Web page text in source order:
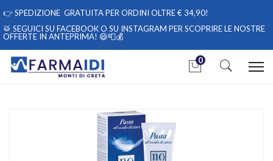
👉SPEDIZIONE GRATUITA PER ORDINI OLTRE € 34,90!
🥁 SEGUICI SU FACEBOOKO SU INSTAGRAM PER SCOPRIRE LE NOSTRE
OFFERTE IN ANTEPRIMA! 😄📮💰
0
Mamma e bambino/Igiene e cura del bambino
NoAll Derma Pasta all'ossido di zinco